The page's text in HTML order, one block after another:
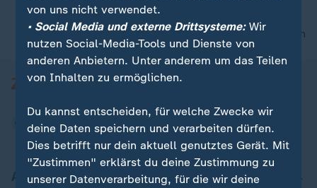
nach oben
Aktuell bei ZDFheute
von uns nicht verwendet.
• Social Media und externe Drittsysteme:Wir
nutzen Social-Media-Tools und Dienste von
anderen Anbietern. Unter anderem um das Teilen
von Inhalten zu ermöglichen.
Du kannst entscheiden, für welche Zwecke wir
deine Daten speichern und verarbeiten dürfen.
Dies betrifft nur dein aktuell genutztes Gerät. Mit
"Zustimmen" erklärst du deine Zustimmung zu
unserer Datenverarbeitung, für die wir deine